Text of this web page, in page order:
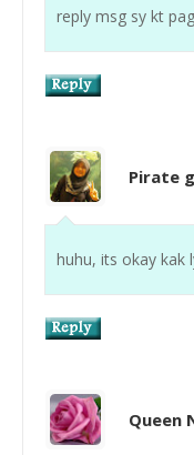
reply msg sy kt
Pirate
huhu, its okay kak
Queen